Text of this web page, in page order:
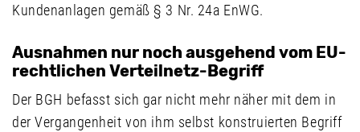
Kundenanlagen gemäß § 3 Nr. 24a EnWG.
Ausnahmen nur noch ausgehend vom EU-
rechtlichen Verteilnetz-Begriff
Der BGH befasst sich gar nicht mehr näher mit dem in
der Vergangenheit von ihm selbst konstruierten Begriff